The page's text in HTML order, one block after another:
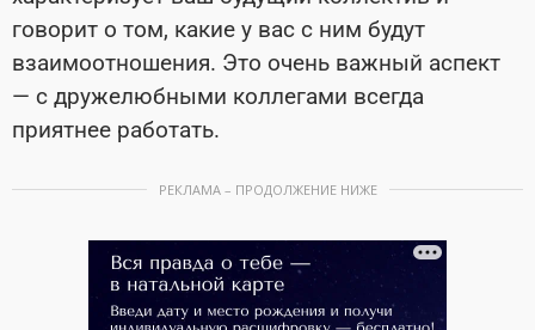
говорит о том, какие у вас с ним будут
взаимоотношения. Это очень важный аспект
— с дружелюбными коллегами всегда
приятнее работать.
РЕКЛАМА – ПРОДОЛЖЕНИЕ НИЖЕ